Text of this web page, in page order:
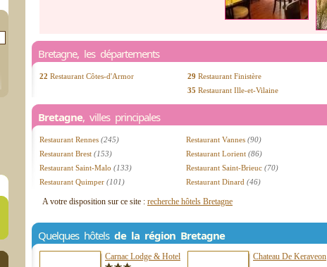
Bretagne, les départements
22 Restaurant Côtes-d'Armor 29 Restaurant Finistère
35 Restaurant Ille-et-Vilaine
Bretagne, villes principales
Restaurant Rennes (245)
Restaurant Brest (153)
Restaurant Saint-Malo (133)
Restaurant Quimper (101)
Restaurant Vannes (90)
Restaurant Lorient (86)
Restaurant Saint-Brieuc (70)
Restaurant Dinard (46)
A votre disposition sur ce site : recherche hôtels Bretagne
Quelques hôtels de la région Bretagne
Carnac Lodge & Hotel
Chateau De Keraveon